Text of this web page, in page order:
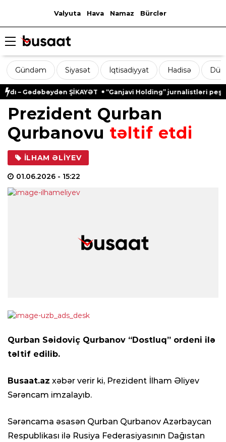
Valyuta Hava Namaz Bürclər
Gündəm Siyasət İqtisadiyyat Hadisə
Gədəbəydən ŞİKAYƏT “Ganjavi Holding” jurnalistləri peşə
Prezident Qurban
Qurbanovu təltif etdi
İLHAM ƏLIYEV
01.06.2026 - 15:22
Qurban Səidoviç Qurbanov “Dostluq” ordeni ilə
təltif edilib.
Busaat.az xəbər verir ki, Prezident İlham Əliyev
Sərəncam imzalayıb.
Sərəncama əsasən Qurban Qurbanov Azərbaycan
Respublikası ilə Rusiya Federasiyasının Dağıstan